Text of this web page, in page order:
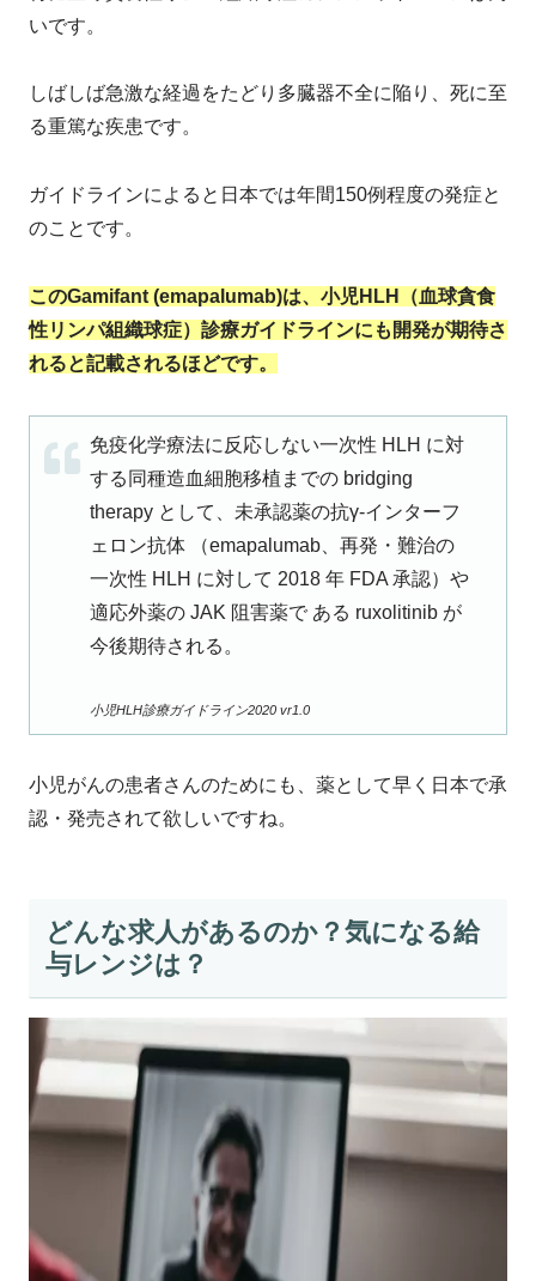
いです。
しばしば急激な経過をたどり多臓器不全に陥り、死に至
る重篤な疾患です。
ガイドラインによると日本では年間150例程度の発症と
のことです。
このGamifant (emapalumab)は、小児HLH（血球貪食
性リンパ組織球症）診療ガイドラインにも開発が期待さ
れると記載されるほどです。
免疫化学療法に反応しない一次性 HLH に対
する同種造血細胞移植までの bridging
therapy として、未承認薬の抗γ-インターフ
ェロン抗体 （emapalumab、再発・難治の
一次性 HLH に対して 2018 年 FDA 承認）や
適応外薬の JAK 阻害薬で ある ruxolitinib が
今後期待される。
小児HLH診療ガイドライン2020 vr1.0
小児がんの患者さんのためにも、薬として早く日本で承
認・発売されて欲しいですね。
どんな求人があるのか？気になる給
与レンジは？